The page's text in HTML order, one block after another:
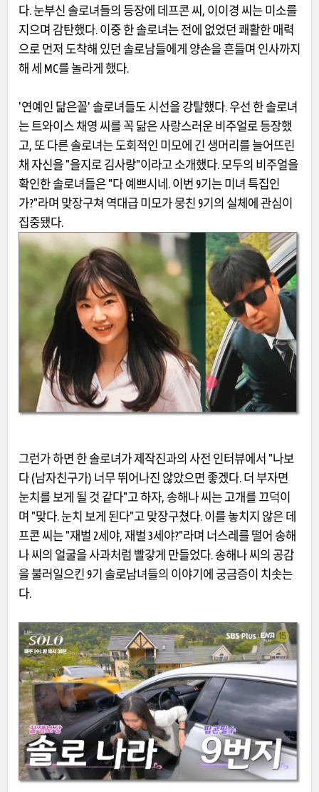
다. 눈부신 솔로녀들의 등장에 데프콘 씨, 이이경 씨는 미소를
지으며 감탄했다. 이중 한 솔로녀는 전에 없었던 쾌활한 매력
으로 먼저 도착해 있던 솔로남들에게 양손을 흔들며 인사까지
해 세 MC를 놀라게 했다.
'연예인 닮은꼴' 솔로녀들도 시선을 강탈했다. 우선 한 솔로녀
는 트와이스 채영 씨를 꼭 닮은 사랑스러운 비주얼로 등장했
고, 또 다른 솔로녀는 도회적인 미모에 긴 생머리를 늘어뜨린
채 자신을 "을지로 김사랑"이라고 소개했다. 모두의 비주얼을
확인한 솔로녀들은 "다 예쁘시네. 이번 9기는 미녀 특집인
가?"라며 맞장구쳐 역대급 미모가 뭉친 9기의 실체에 관심이
집중됐다.
그런가 하면 한 솔로녀가 제작진과의 사전 인터뷰에서 "나보
다 (남자친구가) 너무 뛰어나진 않았으면 좋겠다. 더 부자면
눈치를 보게 될 것 같다"고 하자, 송해나 씨는 고개를 끄덕이
며 "맞다. 눈치 보게 된다"고 맞장구쳤다. 이를 놓치지 않은 데
프콘 씨는 "재벌 2세야, 재벌 3세야?"라며 너스레를 떨어 송해
나 씨의 얼굴을 사과처럼 빨갛게 만들었다. 송해나 씨의 공감
을 불러일으킨 9기 솔로남녀들의 이야기에 궁금증이 치솟는
다.